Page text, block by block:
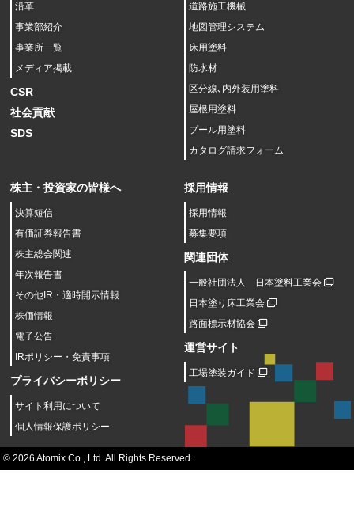
沿革
事業部紹介
事業所一覧
メディア掲載
CSR
社会貢献
SDS
道路施工機械
地図管理システム
床用塗料
防水材
区分線､内外装用塗料
屋根用塗料
プール用塗料
カタログ請求フォーム
株主・投資家の皆様へ
決算短信
有価証券報告書
株主総会関連
年次報告書
その他IR・適時開示情報
株価情報
電子公告
IRポリシー・免責事項
プライバシーポリシー
サイト利用について
個人情報保護ポリシー
採用情報
採用情報
募集要項
関連団体
一般社団法人 日本塗料工業会
日本塗り床工業会
路面標示材協会
運営サイト
工場塗装ガイド
© 2026 Atomix Co., Ltd. All Rights Reserved.